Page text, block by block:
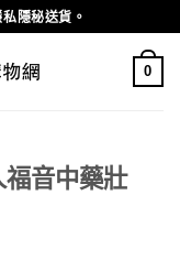
隱秘送貨。
0
音中藥壯